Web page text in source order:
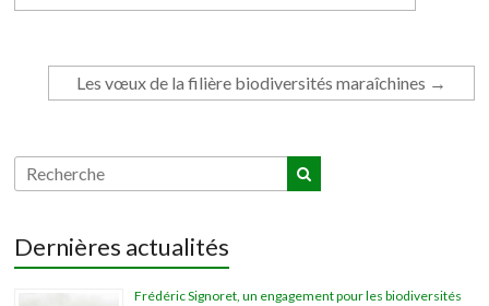
Les vœux de la filière biodiversités maraîchines →
Dernières actualités
Frédéric Signoret, un engagement pour les biodiversités